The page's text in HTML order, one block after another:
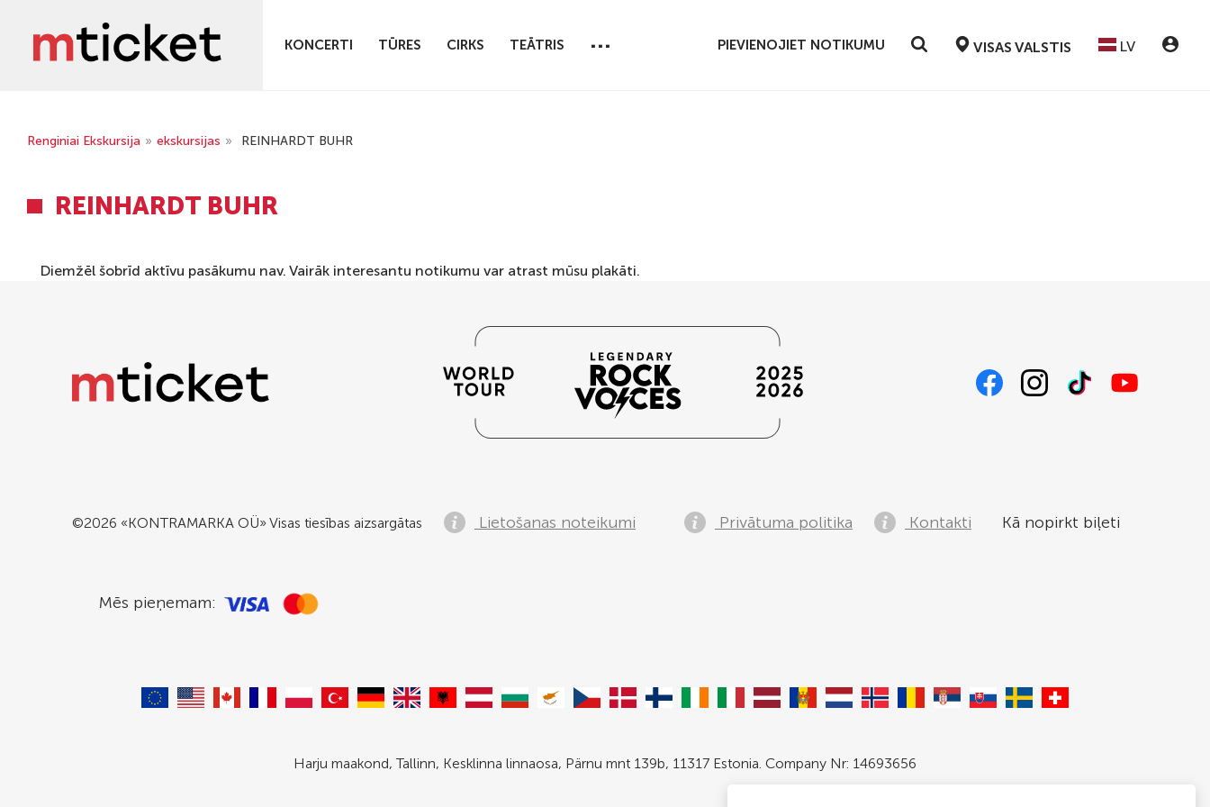
KONCERTI TŪRES CIRKS TEĀTRIS ... PIEVIENOJIET NOTIKUMU VISAS VALSTIS LV
Renginiai Ekskursija » ekskursijas » REINHARDT BUHR
REINHARDT BUHR
Diemžēl šobrīd aktīvu pasākumu nav. Vairāk interesantu notikumu var atrast mūsu plakāti.
©2026 «KONTRAMARKA OÜ» Visas tiesības aizsargātas Lietošanas noteikumi Privātuma politika Kontakti Kā nopirkt biļeti
Mēs pieņemam:
Harju maakond, Tallinn, Kesklinna linnaosa, Pärnu mnt 139b, 11317 Estonia. Company Nr: 14693656